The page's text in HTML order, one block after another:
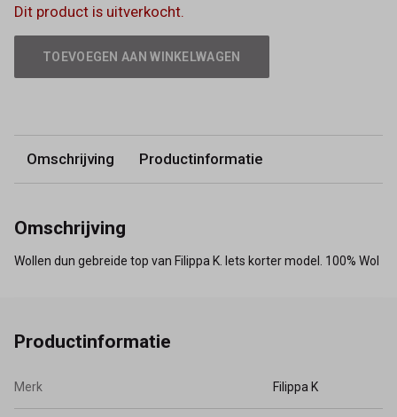
Dit product is uitverkocht.
TOEVOEGEN AAN WINKELWAGEN
Omschrijving Productinformatie
Omschrijving
Wollen dun gebreide top van Filippa K. Iets korter model. 100% Wol
Productinformatie
Merk Filippa K